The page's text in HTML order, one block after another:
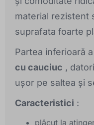
material rezistent
suprafata foarte
Partea inferioară
cu cauciuc ,
ușor pe saltea și
Caracteristici :
plăcut la